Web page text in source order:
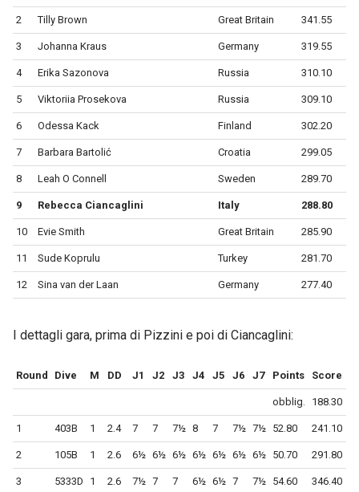
2 Tilly Brown Great Britain 341.55
3 Johanna Kraus Germany 319.55
4 Erika Sazonova Russia 310.10
5 Viktoriia Prosekova Russia 309.10
6 Odessa Kack Finland 302.20
7 Barbara Bartolić Croatia 299.05
8 Leah O Connell Sweden 289.70
9 Rebecca Ciancaglini Italy 288.80
10 Evie Smith Great Britain 285.90
11 Sude Koprulu Turkey 281.70
12 Sina van der Laan Germany 277.40
I dettagli gara, prima di Pizzini e poi di Ciancaglini:
Round Dive M DD J1 J2 J3 J4 J5 J6 J7 Points Score
obblig. 188.30
1 403B 1 2.4 7 7 7½ 8 7 7½ 7½ 52.80 241.10
2 105B 1 2.6 6½ 6½ 6½ 6½ 6½ 6½ 6½ 50.70 291.80
3 5333D 1 2.6 7½ 7 7 6½ 6½ 7 7½ 54.60 346.40